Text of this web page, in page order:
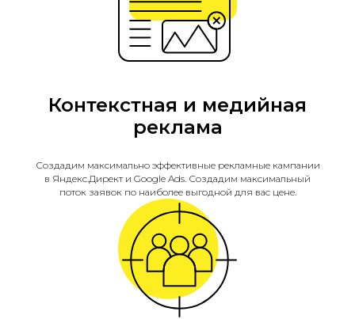
Контекстная и медийная
реклама
Создадим максимально эффективные рекламные кампании
в Яндекс.Директ и Google Ads. Создадим максимальный
поток заявок по наиболее выгодной для вас цене.